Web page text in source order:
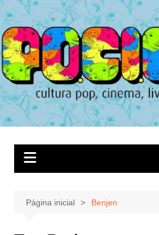
Ir
para
o
conteúdo
Página inicial Benjen